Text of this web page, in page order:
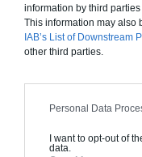
information by third parties
This information may also
IAB’s List of Downstream
other third parties.
Personal Data
I want to opt-out of
data.
418